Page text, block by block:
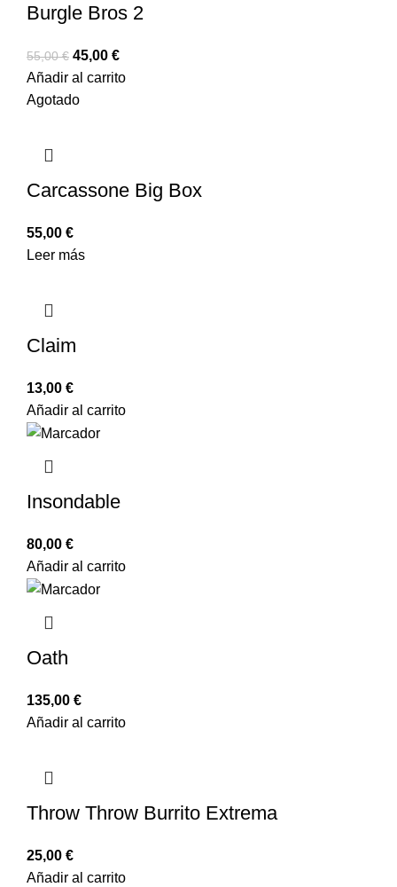
Burgle Bros 2
55,00€ 45,00 €
Añadir al carrito
Agotado
Carcassone Big Box
55,00 €
Leer más
Claim
13,00 €
Añadir al carrito
Insondable
80,00 €
Añadir al carrito
Oath
135,00 €
Añadir al carrito
Throw Throw Burrito Extrema
25,00 €
Añadir al carrito